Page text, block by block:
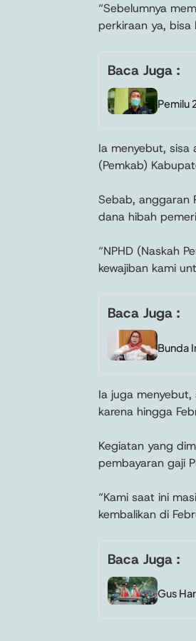
“Sebelumnya
perkiraan ya,
Baca Juga :
Pemilu
Ia menyebut, sisa
(Pemkab)
Sebab, anggaran
dana hibah
“NPHD (Naskah
kewajiban kami
Baca Juga :
Bunda
Ia juga
karena hingga
Kegiatan yang
pembayaran gaji
“Kami saat ini
kembalikan di
Baca Juga :
Gus